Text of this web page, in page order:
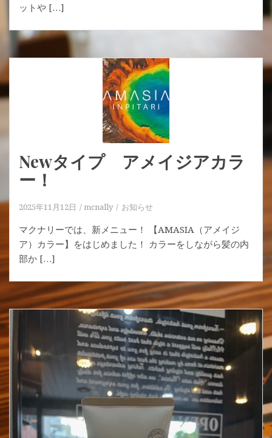
ットや […]
Newタイプ アメイジアカラ
ー！
2025年11月12日 mcnally お知らせ
マクナリーでは、新メニュー！ 【AMASIA（アメイジ
ア）カラー】をはじめました！ カラーをしながら髪の内
部か […]